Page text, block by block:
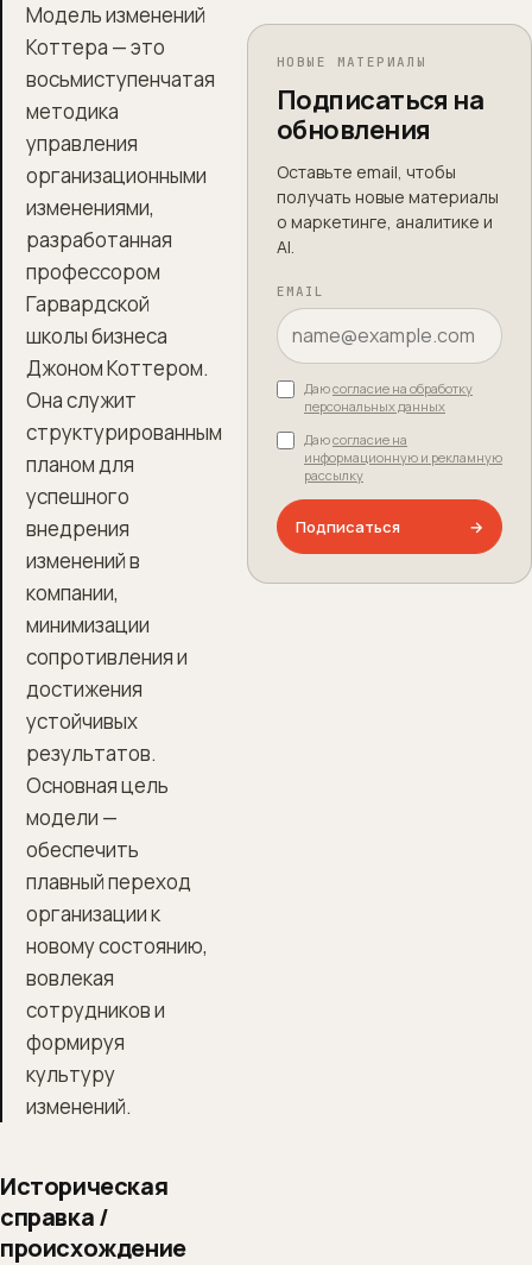
Модель изменений
Коттера — это
восьмиступенчатая
методика
управления
организационными
изменениями,
разработанная
профессором
Гарвардской
школы бизнеса
Джоном Коттером.
Она служит
структурированным
планом для
успешного
внедрения
изменений в
компании,
минимизации
сопротивления и
достижения
устойчивых
результатов.
Основная цель
модели —
обеспечить
плавный переход
организации к
новому состоянию,
вовлекая
сотрудников и
формируя
культуру
изменений.
Историческая
справка /
происхождение
НОВЫЕ МАТЕРИАЛЫ
Подписаться на
обновления
Оставьте email, чтобы
получать новые материалы
о маркетинге, аналитике и
AI.
EMAIL
Даюсогласие на обработку
персональных данных
Даюсогласие на
информационную и рекламную
рассылку
Подписаться →